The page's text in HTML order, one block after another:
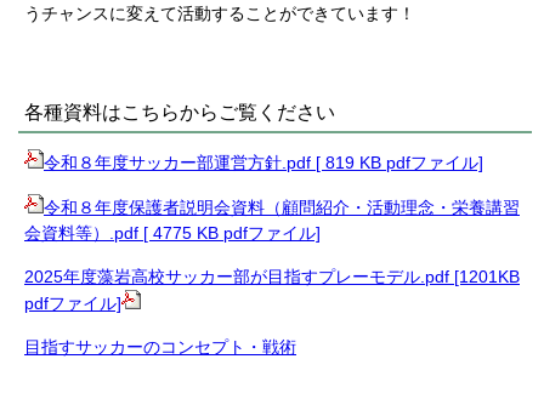
うチャンスに変えて活動することができています！
各種資料はこちらからご覧ください
令和８年度サッカー部運営方針.pdf [ 819 KB pdfファイル]
令和８年度保護者説明会資料（顧問紹介・活動理念・栄養講習
会資料等）.pdf [ 4775 KB pdfファイル]
2025年度藻岩高校サッカー部が目指すプレーモデル.pdf [1201KB
pdfファイル]
目指すサッカーのコンセプト・戦術